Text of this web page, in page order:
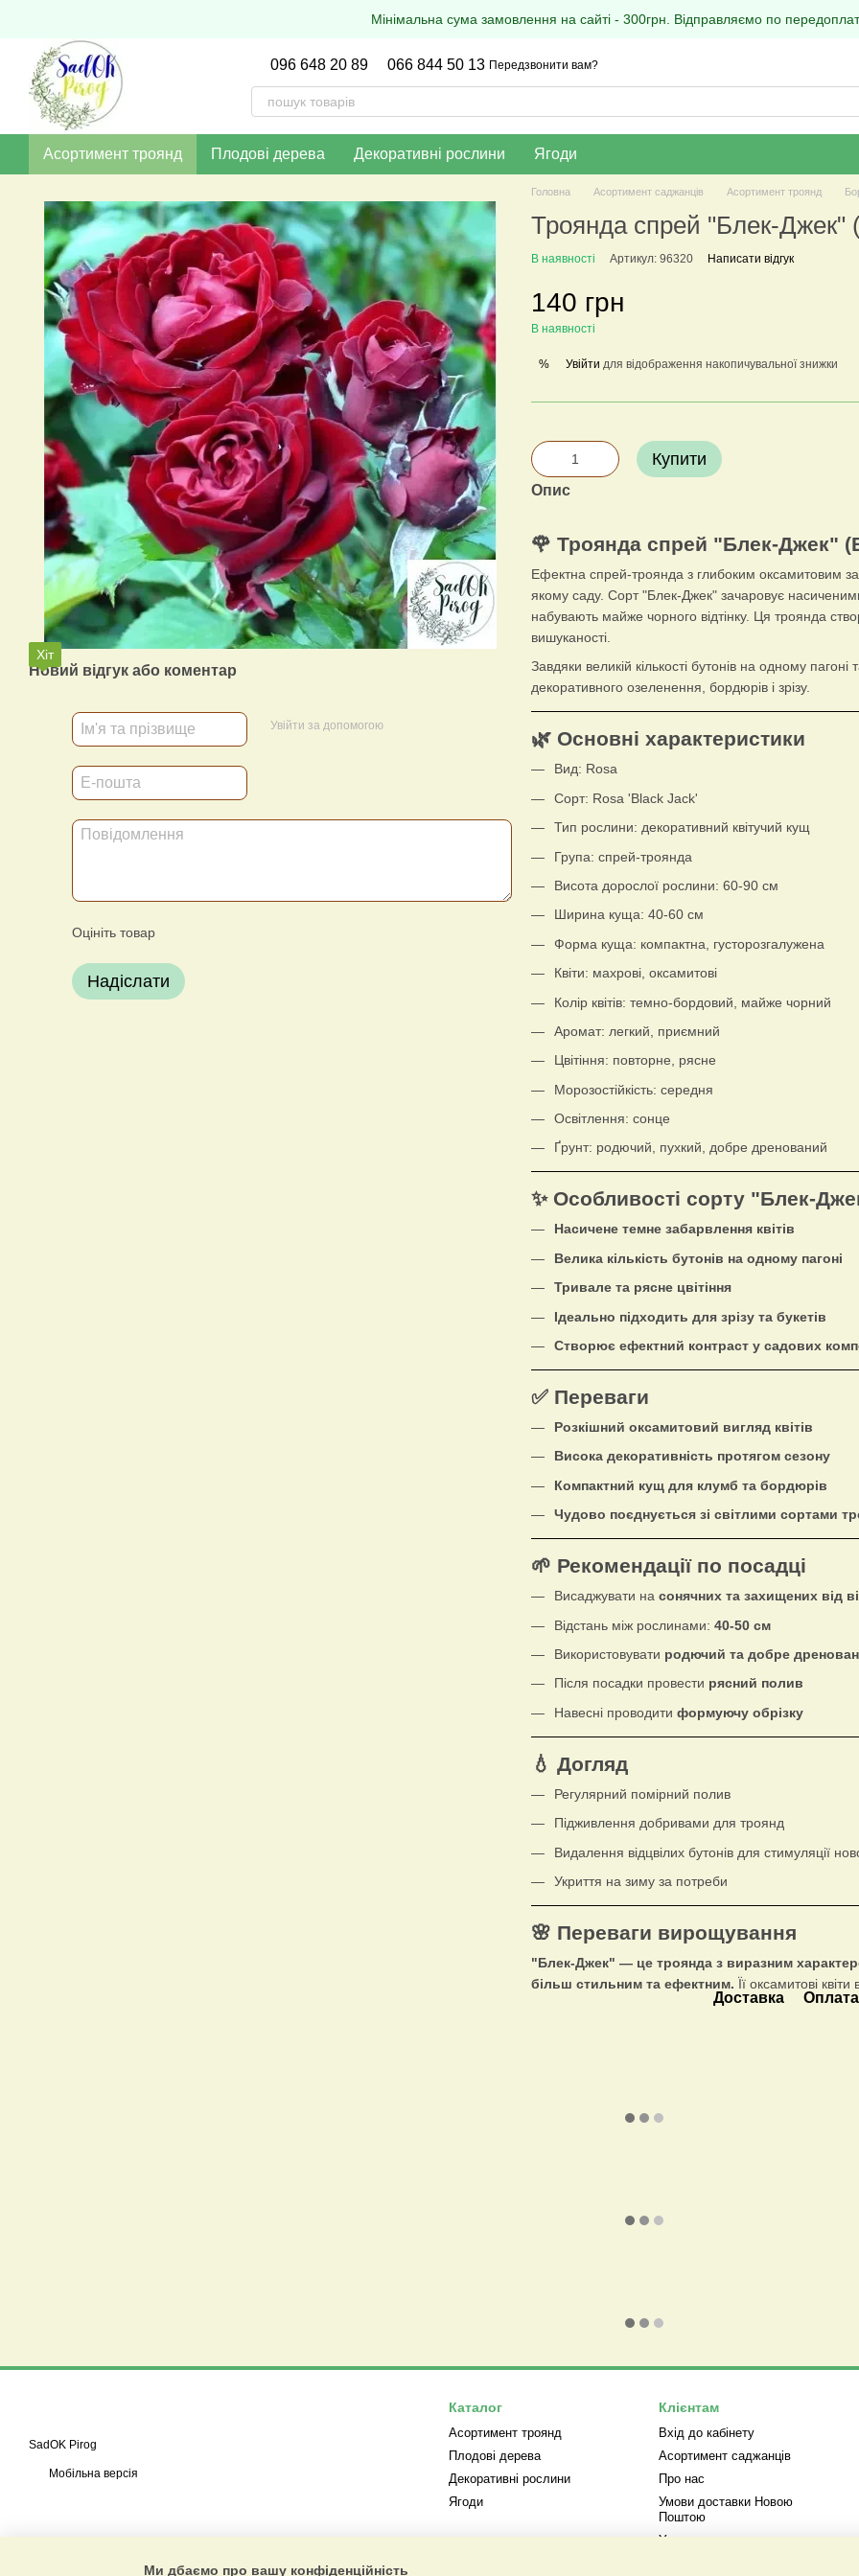
Мінімальна сума замовлення на сайті - 300грн. Відправляємо по
096 648 20 89 066 844 50 13 Передзвонити вам?
Асортимент троянд Плодові дерева Декоративні рослини Ягоди
Хіт
Новий відгук або коментар
Увійти за допомогою
Оцініть товар
Надіслати
Головна Асортимент саджанців Асортимент троянд
Троянда спрей "Блек-Джек"
В наявності Артикул: 96320 Написати відгук
140 грн
В наявності
% Увійти для відображення накопичувальної знижки
Купити
Опис
🌹 Троянда спрей "Блек-Джек"
Ефектна спрей-троянда з глибоким оксамитовим
якому саду. Сорт "Блек-Джек" зачаровує
набувають майже чорного відтінку. Ця троянда
вишуканості.
Завдяки великій кількості бутонів на одному
декоративного озеленення, бордюрів і зрізу.
🌿 Основні характеристики
Вид: Rosa
Сорт: Rosa 'Black Jack'
Тип рослини: декоративний квітучий кущ
Група: спрей-троянда
Висота дорослої рослини: 60-90 см
Ширина куща: 40-60 см
Форма куща: компактна, густорозгалужена
Квіти: махрові, оксамитові
Колір квітів: темно-бордовий, майже чорний
Аромат: легкий, приємний
Цвітіння: повторне, рясне
Морозостійкість: середня
Освітлення: сонце
Ґрунт: родючий, пухкий, добре дренований
✨ Особливості сорту "Блек-
Насичене темне забарвлення квітів
Велика кількість бутонів на одному пагоні
Тривале та рясне цвітіння
Ідеально підходить для зрізу та букетів
Створює ефектний контраст у садових
✅ Переваги
Розкішний оксамитовий вигляд квітів
Висока декоративність протягом сезону
Компактний кущ для клумб та бордюрів
Чудово поєднується зі світлими сортами
🌱 Рекомендації по посадці
Висаджувати на сонячних та захищених від
Відстань між рослинами: 40-50 см
Використовувати родючий та добре
Після посадки провести рясний полив
Навесні проводити формуючу обрізку
💧 Догляд
Регулярний помірний полив
Підживлення добривами для троянд
Видалення відцвілих бутонів для стимуляції
Укриття на зиму за потреби
🌸 Переваги вирощування
"Блек-Джек" — це троянда з виразним
більш стильним та ефектним. Її оксамитові
Доставка Оплата
SadOK Pirog
Мобільна версія
Каталог
Асортимент троянд
Плодові дерева
Декоративні рослини
Ягоди
Клієнтам
Вхід до кабінету
Асортимент саджанців
Про нас
Умови доставки Новою
Поштою
Умови оплати та повернення
Ми дбаємо про вашу конфіденційність